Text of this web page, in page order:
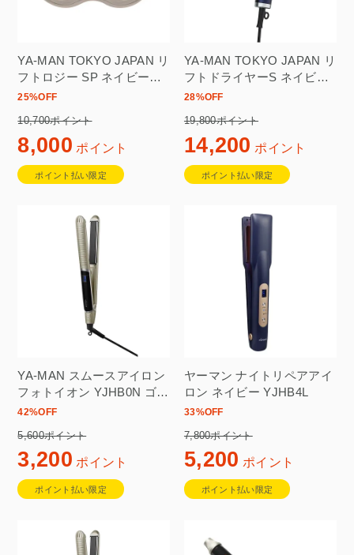
YA-MAN TOKYO JAPAN リ
フトロジー SP ネイビー
YJFD2L
25%OFF
10,700ポイント
8,000 ポイント
ポイント払い限定
YA-MAN TOKYO JAPAN リ
フトドライヤーS ネイビー
YJHC1L
28%OFF
19,800ポイント
14,200 ポイント
ポイント払い限定
YA-MAN スムースアイロン
フォトイオン YJHB0N ゴー
ルド
42%OFF
5,600ポイント
3,200 ポイント
ポイント払い限定
ヤーマン ナイトリペアアイ
ロン ネイビー YJHB4L
33%OFF
7,800ポイント
5,200 ポイント
ポイント払い限定